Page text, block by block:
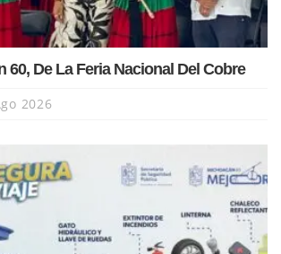
60, De La Feria Nacional Del Cobre
2026